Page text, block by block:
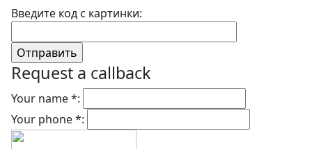
Введите код с картинки:
Request a callback
Your name *:
Your phone *: